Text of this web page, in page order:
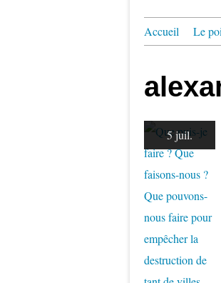
Accueil Le
5 juil.